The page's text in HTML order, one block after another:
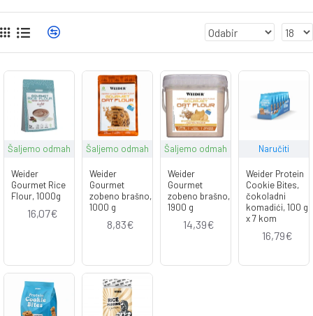
Šaljemo odmah
Weider
Gourmet Rice
Flour, 1000g
16,07€
Šaljemo odmah
Weider
Gourmet
zobeno brašno,
1000 g
8,83€
Šaljemo odmah
Weider
Gourmet
zobeno brašno,
1900 g
14,39€
Naručiti
Weider Protein
Cookie Bites,
čokoladni
komadići, 100 g
x 7 kom
16,79€